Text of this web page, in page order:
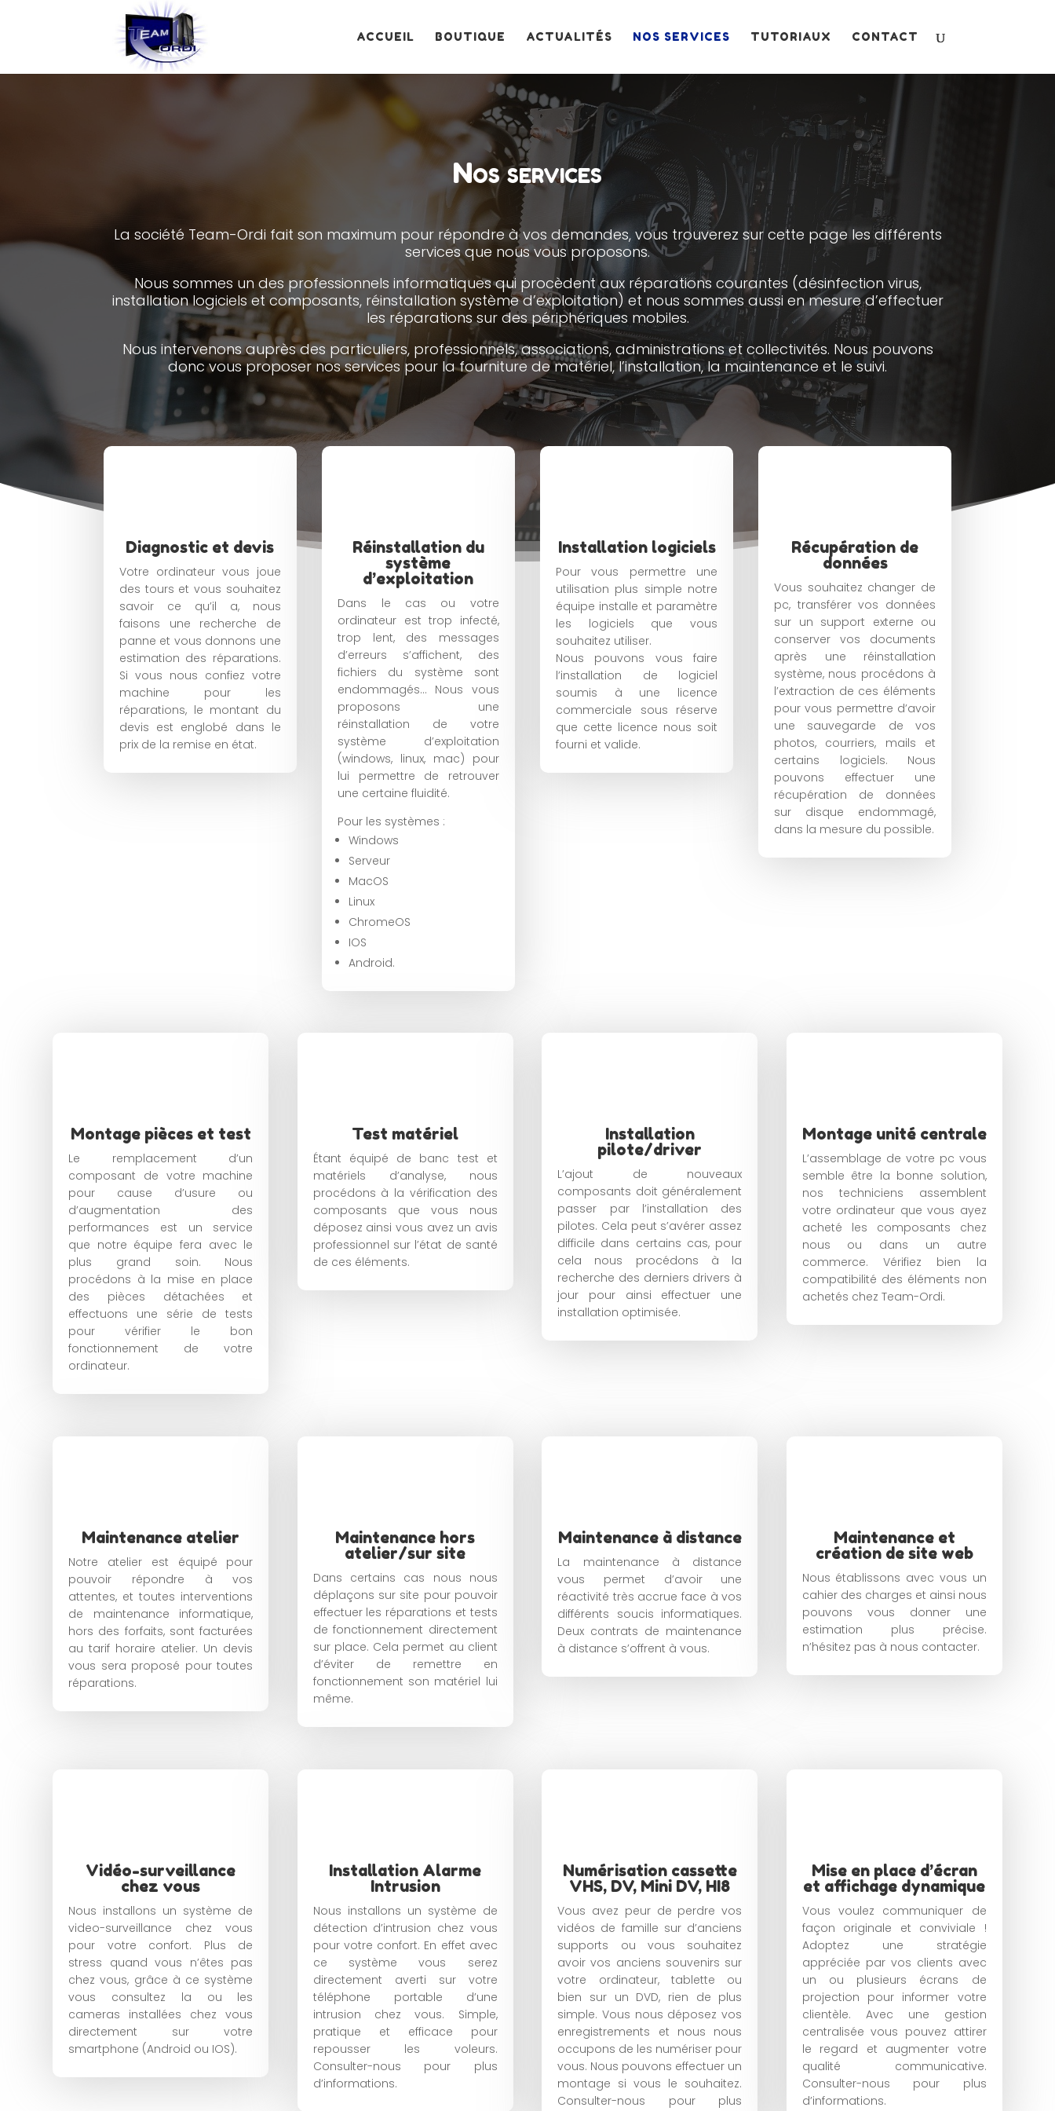
ACCUEIL BOUTIQUE ACTUALITÉS NOS SERVICES TUTORIAUX CONTACT
Nos services
La société Team-Ordi fait son maximum pour répondre à vos demandes, vous trouverez sur cette page les différents
services que nous vous proposons.
Nous sommes un des professionnels informatiques qui procèdent aux réparations courantes (désinfection virus,
installation logiciels et composants, réinstallation système d’exploitation) et nous sommes aussi en mesure d’effectuer
les réparations sur des périphériques mobiles.
Nous intervenons auprès des particuliers, professionnels, associations, administrations et collectivités. Nous pouvons
donc vous proposer nos services pour la fourniture de matériel, l’installation, la maintenance et le suivi.
Diagnostic et devis
Votre ordinateur vous joue
des tours et vous souhaitez
savoir ce qu’il a, nous
faisons une recherche de
panne et vous donnons une
estimation des réparations.
Si vous nous confiez votre
machine pour les
réparations, le montant du
devis est englobé dans le
prix de la remise en état.
Réinstallation du
système
d’exploitation
Dans le cas ou votre
ordinateur est trop infecté,
trop lent, des messages
d’erreurs s’affichent, des
fichiers du système sont
endommagés… Nous vous
proposons une
réinstallation de votre
système d’exploitation
(windows, linux, mac) pour
lui permettre de retrouver
une certaine fluidité.
Pour les systèmes :
Windows
Serveur
MacOS
Linux
ChromeOS
IOS
Android.
Installation logiciels
Pour vous permettre une
utilisation plus simple notre
équipe installe et paramètre
les logiciels que vous
souhaitez utiliser.
Nous pouvons vous faire
l’installation de logiciel
soumis à une licence
commerciale sous réserve
que cette licence nous soit
fourni et valide.
Récupération de
données
Vous souhaitez changer de
pc, transférer vos données
sur un support externe ou
conserver vos documents
après une réinstallation
système, nous procédons à
l’extraction de ces éléments
pour vous permettre d’avoir
une sauvegarde de vos
photos, courriers, mails et
certains logiciels. Nous
pouvons effectuer une
récupération de données
sur disque endommagé,
dans la mesure du possible.
Montage pièces et test
Le remplacement d’un
composant de votre machine
pour cause d’usure ou
d’augmentation des
performances est un service
que notre équipe fera avec le
plus grand soin. Nous
procédons à la mise en place
des pièces détachées et
effectuons une série de tests
pour vérifier le bon
fonctionnement de votre
ordinateur.
Test matériel
Étant équipé de banc test et
matériels d’analyse, nous
procédons à la vérification des
composants que vous nous
déposez ainsi vous avez un avis
professionnel sur l’état de santé
de ces éléments.
Installation
pilote/driver
L’ajout de nouveaux
composants doit généralement
passer par l’installation des
pilotes. Cela peut s’avérer assez
difficile dans certains cas, pour
cela nous procédons à la
recherche des derniers drivers à
jour pour ainsi effectuer une
installation optimisée.
Montage unité centrale
L’assemblage de votre pc vous
semble être la bonne solution,
nos techniciens assemblent
votre ordinateur que vous ayez
acheté les composants chez
nous ou dans un autre
commerce. Vérifiez bien la
compatibilité des éléments non
achetés chez Team-Ordi.
Maintenance atelier
Notre atelier est équipé pour
pouvoir répondre à vos
attentes, et toutes interventions
de maintenance informatique,
hors des forfaits, sont facturées
au tarif horaire atelier. Un devis
vous sera proposé pour toutes
réparations.
Maintenance hors
atelier/sur site
Dans certains cas nous nous
déplaçons sur site pour pouvoir
effectuer les réparations et tests
de fonctionnement directement
sur place. Cela permet au client
d’éviter de remettre en
fonctionnement son matériel lui
même.
Maintenance à distance
La maintenance à distance
vous permet d’avoir une
réactivité très accrue face à vos
différents soucis informatiques.
Deux contrats de maintenance
à distance s’offrent à vous.
Maintenance et
création de site web
Nous établissons avec vous un
cahier des charges et ainsi nous
pouvons vous donner une
estimation plus précise.
n’hésitez pas à nous contacter.
Vidéo-surveillance
chez vous
Nous installons un système de
video-surveillance chez vous
pour votre confort. Plus de
stress quand vous n’êtes pas
chez vous, grâce à ce système
vous consultez la ou les
cameras installées chez vous
directement sur votre
smartphone (Android ou IOS).
Installation Alarme
Intrusion
Nous installons un système de
détection d’intrusion chez vous
pour votre confort. En effet avec
ce système vous serez
directement averti sur votre
téléphone portable d’une
intrusion chez vous. Simple,
pratique et efficace pour
repousser les voleurs.
Consulter-nous pour plus
d’informations.
Numérisation cassette
VHS, DV, Mini DV, HI8
Vous avez peur de perdre vos
vidéos de famille sur d’anciens
supports ou vous souhaitez
avoir vos anciens souvenirs sur
votre ordinateur, tablette ou
bien sur un DVD, rien de plus
simple. Vous nous déposez vos
enregistrements et nous nous
occupons de les numériser pour
vous. Nous pouvons effectuer un
montage si vous le souhaitez.
Consulter-nous pour plus
Mise en place d’écran
et affichage dynamique
Vous voulez communiquer de
façon originale et conviviale !
Adoptez une stratégie
appréciée par vos clients avec
un ou plusieurs écrans de
projection pour informer votre
clientèle. Avec une gestion
centralisée vous pouvez attirer
le regard et augmenter votre
qualité communicative.
Consulter-nous pour plus
d’informations.